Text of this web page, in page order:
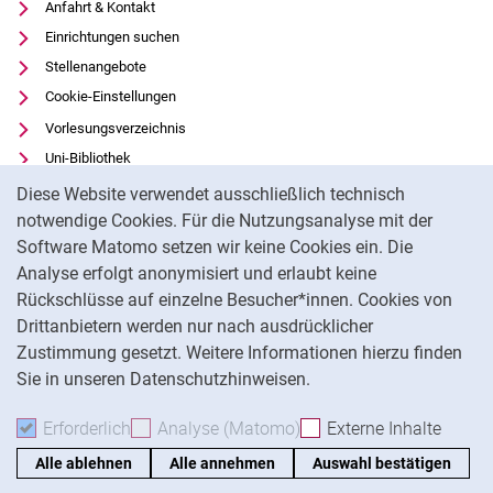
Diese Website verwendet ausschließlich technisch
notwendige Cookies. Für die Nutzungsanalyse mit der
Software Matomo setzen wir keine Cookies ein. Die
Analyse erfolgt anonymisiert und erlaubt keine
Rückschlüsse auf einzelne Besucher*innen. Cookies von
Drittanbietern werden nur nach ausdrücklicher
Zustimmung gesetzt. Weitere Informationen hierzu finden
Sie in unseren Datenschutzhinweisen.
Erforderlich Erforderliche Cookies akzeptieren
Analyse (Matomo) Analyse-Cookies
Externe Inhalte
Alle ablehnen Alle annehmen Auswahl bestätigen
Anfahrt & Kontakt
Einrichtungen suchen
Stellenangebote
Cookie-Einstellungen
Vorlesungsverzeichnis
Uni-Bibliothek
Moodle
Panopto
Datenschutz
Barrierefreiheit
Transparenter KI-Einsatz